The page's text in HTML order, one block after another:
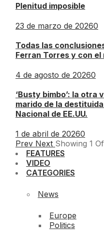
Plenitud imposible
23 de marzo de 20260
Todas las
Ferran Torres y con
4 de agosto de 20260
‘Busty bimbo’: la otra
marido de la
Nacional de EE.UU.
1 de abril de 20260
Prev Next Showing 1 Of
FEATURES
VIDEO
CATEGORIES
News
Europe
Politics